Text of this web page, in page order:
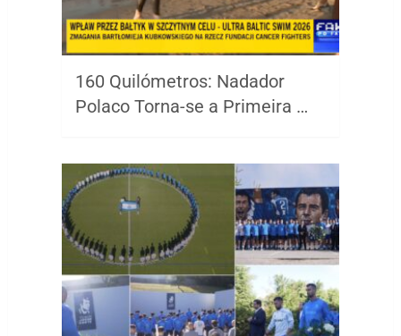
160 Quilómetros: Nadador
Polaco Torna-se a Primeira …